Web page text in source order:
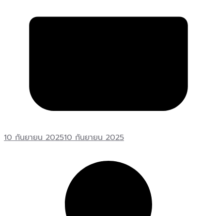
10 กันยายน 202510 กันยายน 2025